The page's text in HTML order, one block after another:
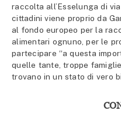
raccolta all’Esselunga di
cittadini viene proprio da
al fondo europeo per la
alimentari ognuno, per le
partecipare “a questa
quelle tante, troppe
trovano in un stato di vero